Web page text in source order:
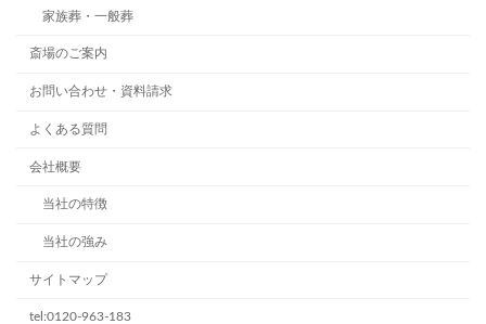
家族葬・一般葬
斎場のご案内
お問い合わせ・資料請求
よくある質問
会社概要
当社の特徴
当社の強み
サイトマップ
tel:0120-963-183